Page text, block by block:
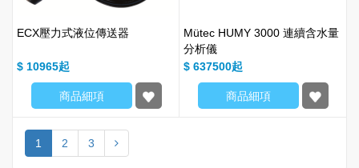
ECX壓力式液位傳送器
$ 10965
商品細項
Mütec HUMY 3000 連續含水量
分析儀
$ 637500
商品細項
1 2 3